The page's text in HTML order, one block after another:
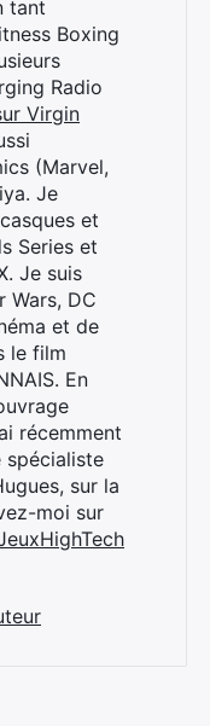
tant
Boxing
Radio
Virgin
(Marvel,
Je
et
Series et
Je suis
Wars, DC
et de
le film
En
récemment
spécialiste
sur la
moi sur